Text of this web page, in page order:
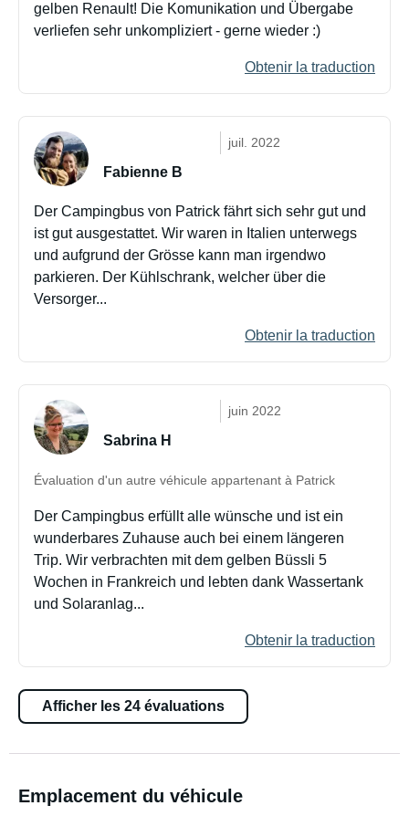
gelben Renault! Die Komunikation und Übergabe
verliefen sehr unkompliziert - gerne wieder :)
Obtenir la traduction
juil. 2022
Fabienne B
Der Campingbus von Patrick fährt sich sehr gut und
ist gut ausgestattet. Wir waren in Italien unterwegs
und aufgrund der Grösse kann man irgendwo
parkieren. Der Kühlschrank, welcher über die
Versorger...
Obtenir la traduction
juin 2022
Sabrina H
Évaluation d'un autre véhicule appartenant à Patrick
Der Campingbus erfüllt alle wünsche und ist ein
wunderbares Zuhause auch bei einem längeren
Trip. Wir verbrachten mit dem gelben Büssli 5
Wochen in Frankreich und lebten dank Wassertank
und Solaranlag...
Obtenir la traduction
Afficher les 24 évaluations
Emplacement du véhicule